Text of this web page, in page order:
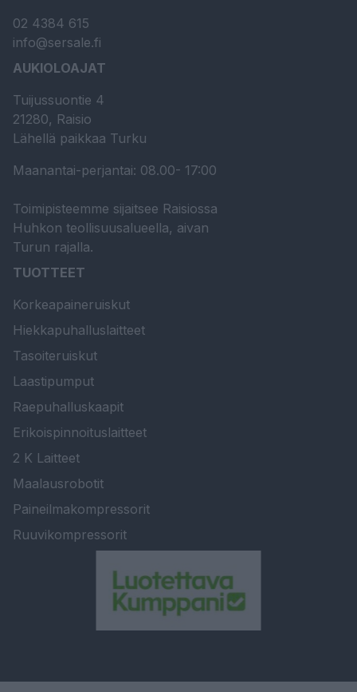
02 4384 615
info@sersale.fi
AUKIOLOAJAT
Tuijussuontie 4
21280, Raisio
Lähellä paikkaa Turku
Maanantai-perjantai: 08.00- 17:00
Toimipisteemme sijaitsee Raisiossa
Huhkon teollisuusalueella, aivan
Turun rajalla.
TUOTTEET
Korkeapaineruiskut
Hiekkapuhalluslaitteet
Tasoiteruiskut
Laastipumput
Raepuhalluskaapit
Erikoispinnoituslaitteet
2 K Laitteet
Maalausrobotit
Paineilmakompressorit
Ruuvikompressorit